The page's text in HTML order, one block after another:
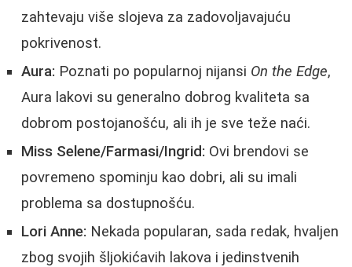
zahtevaju više slojeva za zadovoljavajuću
pokrivenost.
Aura: Poznati po popularnoj nijansi On the Edge,
Aura lakovi su generalno dobrog kvaliteta sa
dobrom postojanošću, ali ih je sve teže naći.
Miss Selene/Farmasi/Ingrid: Ovi brendovi se
povremeno spominju kao dobri, ali su imali
problema sa dostupnošću.
Lori Anne: Nekada popularan, sada redak, hvaljen
zbog svojih šljokićavih lakova i jedinstvenih